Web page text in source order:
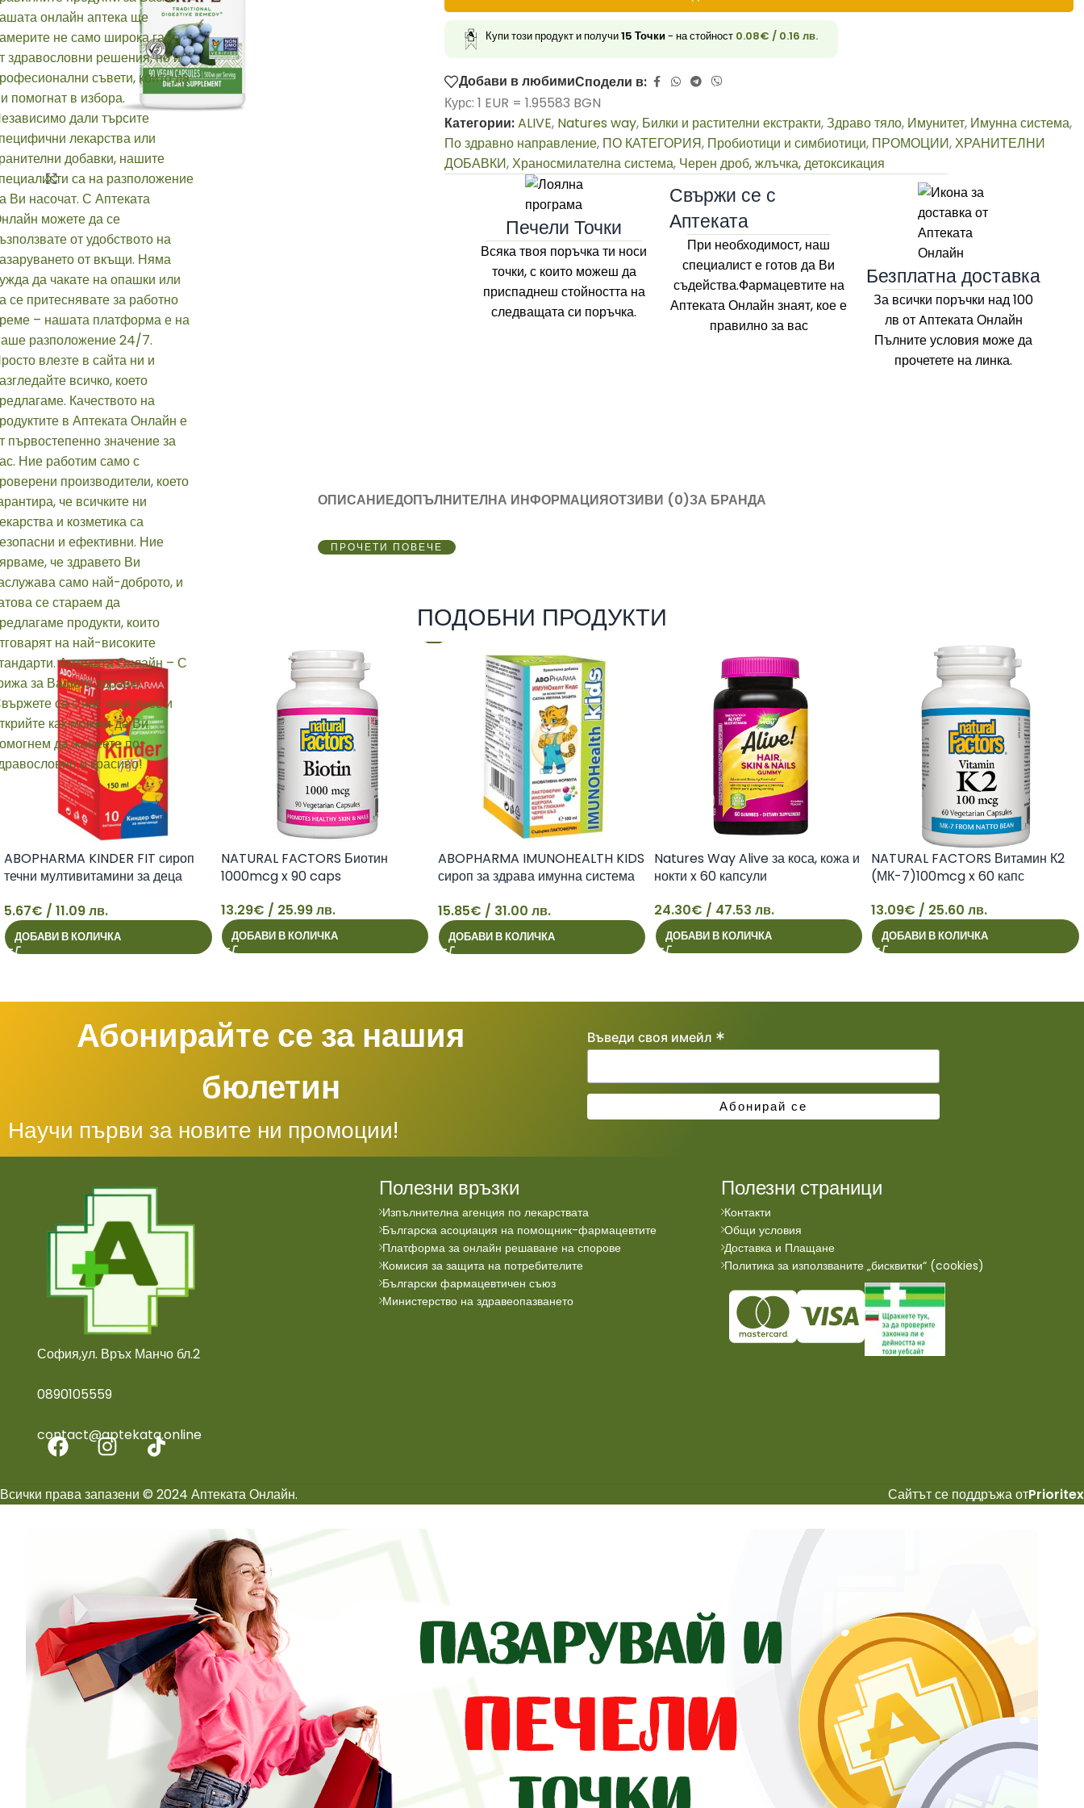
Click to enlarge
Купи този продукт и получи15 Точки- на стойност 0.08€ / 0.16 лв.
Добави в любимиСподели в:
Курс: 1 EUR = 1.95583 BGN
Категории:ALIVE, Natures way, Билки и растителни екстракти,Здраво тяло, Имунитет, Имунна система,
По здравно направление, ПО КАТЕГОРИЯ, Пробиотици и симбиотици, ПРОМОЦИИ,ХРАНИТЕЛНИ
ДОБАВКИ,Храносмилателна система, Черен дроб, жлъчка, детоксикация
Печели Точки
Всяка твоя поръчка ти носи
точки, с които можеш да
приспаднеш стойността на
следващата си поръчка.
Свържи се с
Аптеката
При необходимост, наш
специалист е готов да Ви
съдейства.Фармацевтите на
Аптеката Онлайн знаят, кое е
правилно за вас
Безплатна доставка
За всички поръчки над 100
лв от Aптеката Онлайн
Пълните условия може да
прочетете на линка.
ОПИСАНИЕДОПЪЛНИТЕЛНА ИНФОРМАЦИЯОТЗИВИ (0)ЗА БРАНДА
ПРОЧЕТИ ПОВЕЧЕ
ПОДОБНИ ПРОДУКТИ
ABOPHARMA KINDER FIT сироп
течни мултивитамини за деца
5.67€ / 11.09 лв.
ДОБАВИ В КОЛИЧКА
NATURAL FACTORS Биотин
1000mcg x 90 caps
13.29€ / 25.99 лв.
ДОБАВИ В КОЛИЧКА
ABOPHARMA IMUNOHEALTH KIDS
сироп за здрава имунна система
15.85€ / 31.00 лв.
ДОБАВИ В КОЛИЧКА
Natures Way Alive за коса, кожа и
нокти x 60 капсули
24.30€ / 47.53 лв.
ДОБАВИ В КОЛИЧКА
NATURAL FACTORS Витамин К2
(МК-7)100mcg x 60 капс
13.09€ / 25.60 лв.
ДОБАВИ В КОЛИЧКА
Абонирайте се за нашия
бюлетин
Научи първи за новите ни промоции!
Въведи своя имейл *
София,ул. Връх Манчо бл.2
0890105559
contact@aptekata.online
Полезни връзки
Изпълнителна агенция по лекарствата
Българска асоциация на помощник-фармацевтите
Платформа за онлайн решаване на спорове
Комисия за защита на потребителите
Български фармацевтичен съюз
Министерство на здравеопазването
Полезни страници
Контакти
Общи условия
Доставка и Плащане
Политика за използваните „бисквитки“ (cookies)
Всички права запазени © 2024 Аптеката Онлайн. Сайтът се поддръжа отPrioritex